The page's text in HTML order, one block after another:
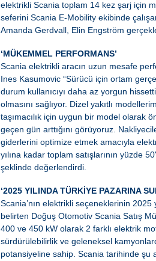
elektrikli Scania toplam 14 kez şarj için
seferini Scania E-Mobility ekibinde
Amanda Gerdvall, Elin Engström
‘MÜKEMMEL PERFORMANS’
Scania elektrikli aracın uzun mesafe
Ines Kasumovic “Sürücü için ortam
durum kullanıcıyı daha az yorgun
olmasını sağlıyor. Dizel yakıtlı
taşımacılık için uygun bir model olarak
geçen gün arttığını görüyoruz.
giderlerini optimize etmek amacıyla
yılına kadar toplam satışlarının yüzde
şeklinde değerlendirdi.
‘2025 YILINDA TÜRKİYE PAZARINA
Scania’nın elektrikli seçeneklerinin 2025
belirten Doğuş Otomotiv Scania Satış
400 ve 450 kW olarak 2 farklı elektrik
sürdürülebilirlik ve geleneksel
potansiyeline sahip. Scania tarihinde şu